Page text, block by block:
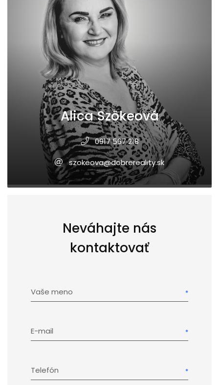
Alica Szökeová
0917 567 218
szokeova@dobrereality.sk
Neváhajte nás
kontaktovať
Vaše meno
E-mail
Telefón